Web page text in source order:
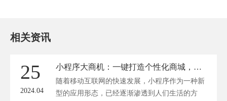
相关资讯
25
2024.04
小程序大商机：一键打造个性化商城，抢占流量新风口！
随着移动互联网的快速发展，小程序作为一种新
型的应用形态，已经逐渐渗透到人们生活的方